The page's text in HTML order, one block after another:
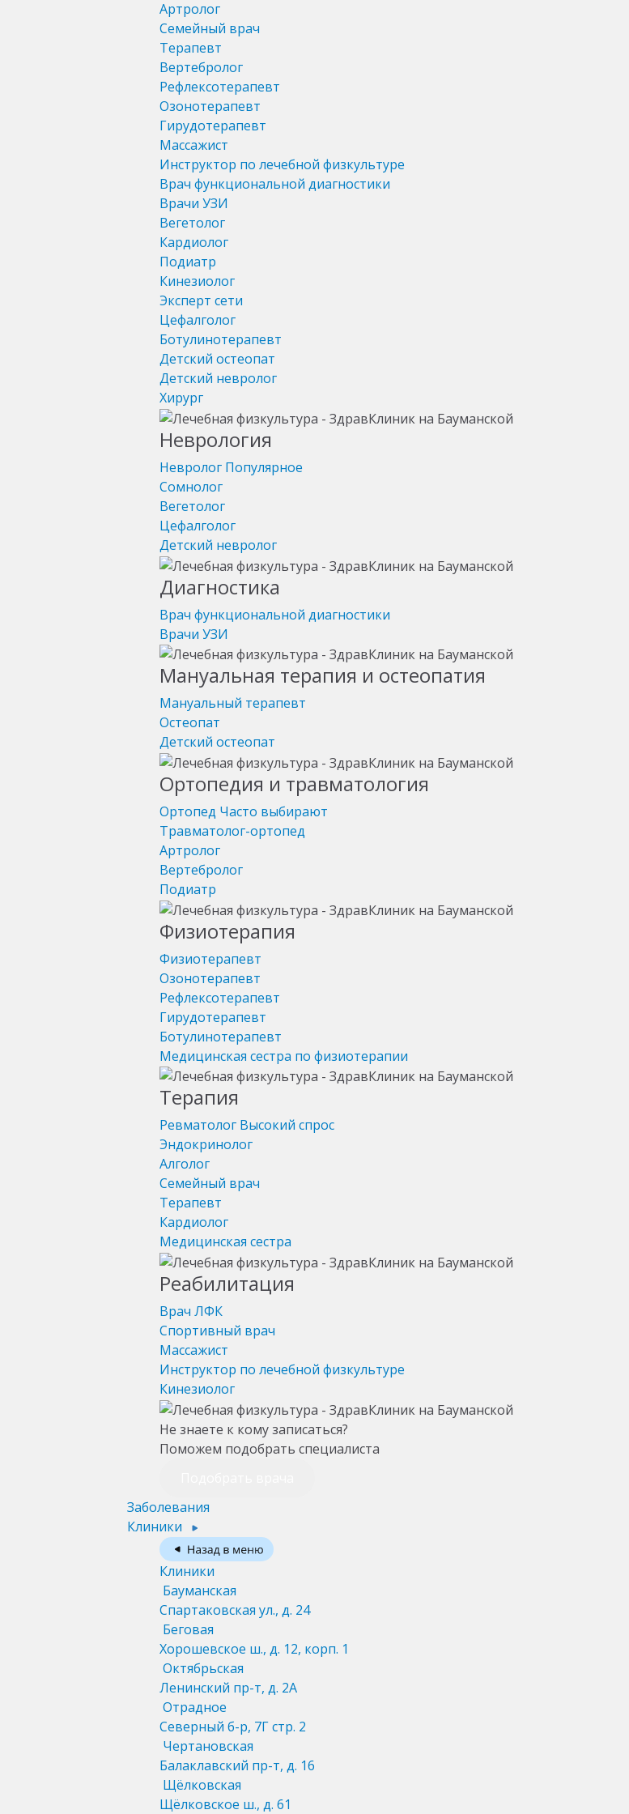
Артролог
Семейный врач
Терапевт
Вертебролог
Рефлексотерапевт
Озонотерапевт
Гирудотерапевт
Массажист
Инструктор по лечебной физкультуре
Врач функциональной диагностики
Врачи УЗИ
Вегетолог
Кардиолог
Подиатр
Кинезиолог
Эксперт сети
Цефалголог
Ботулинотерапевт
Детский остеопат
Детский невролог
Хирург
Неврология
Невролог Популярное
Сомнолог
Вегетолог
Цефалголог
Детский невролог
Диагностика
Врач функциональной диагностики
Врачи УЗИ
Мануальная терапия и остеопатия
Мануальный терапевт
Остеопат
Детский остеопат
Ортопедия и травматология
Ортопед Часто выбирают
Травматолог-ортопед
Артролог
Вертебролог
Подиатр
Физиотерапия
Физиотерапевт
Озонотерапевт
Рефлексотерапевт
Гирудотерапевт
Ботулинотерапевт
Медицинская сестра по физиотерапии
Терапия
Ревматолог Высокий спрос
Эндокринолог
Алголог
Семейный врач
Терапевт
Кардиолог
Медицинская сестра
Реабилитация
Врач ЛФК
Спортивный врач
Массажист
Инструктор по лечебной физкультуре
Кинезиолог
Не знаете к кому записаться?
Поможем подобрать специалиста
Заболевания
Клиники
Клиники
Бауманская
Спартаковская ул., д. 24
Беговая
Хорошевское ш., д. 12, корп. 1
Октябрьская
Ленинский пр-т, д. 2А
Отрадное
Северный б-р, 7Г стр. 2
Чертановская
Балаклавский пр-т, д. 16
Щёлковская
Щёлковское ш., д. 61